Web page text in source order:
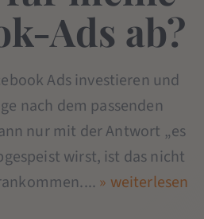
Ads ab?
Ads investieren und
nach dem passenden
nur mit der Antwort „es
wirst, ist das nicht
» weiterlesen